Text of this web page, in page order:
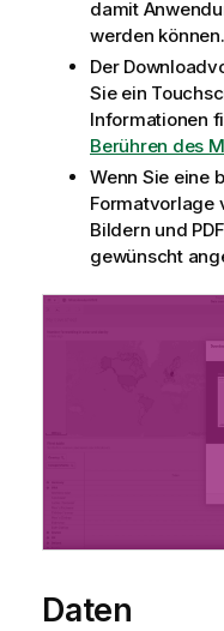
damit
werden können.
Der
Sie ein
Informationen
Berühren des
Wenn Sie eine
Formatvorlage
Bildern und PDF
gewünscht
Daten